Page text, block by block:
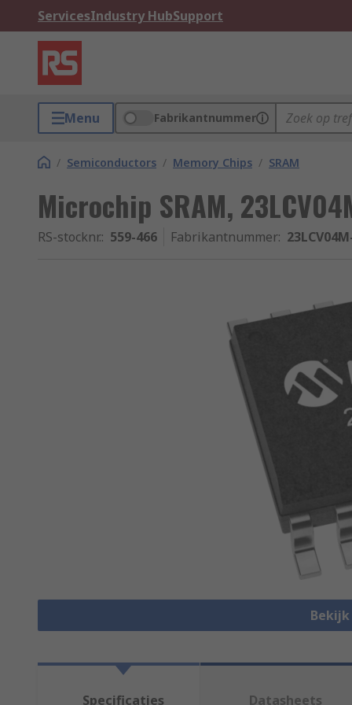
ServicesIndustry HubSupport
Menu Fabrikantnummer
/ Semiconductors / Memory Chips / SRAM
Microchip SRAM,
RS-stocknr.: 559-466 Fabrikantnummer:
Bekijk
Specificaties Datasheets